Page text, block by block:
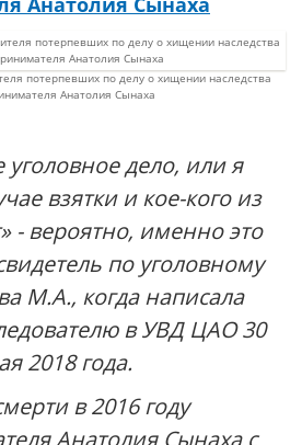
потерпевших по делу о хищении наследства
Анатолия Сынаха
уголовное дело, или я
взятки и кое-кого из
- вероятно, именно это
по уголовному
М.А., когда написала
в УВД ЦАО 30
2018 года.
в 2016 году
Анатолия Сынаха с